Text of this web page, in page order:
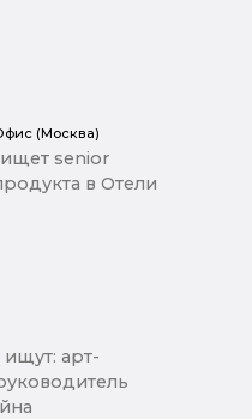
(Москва)
senior
в Отели
арт-